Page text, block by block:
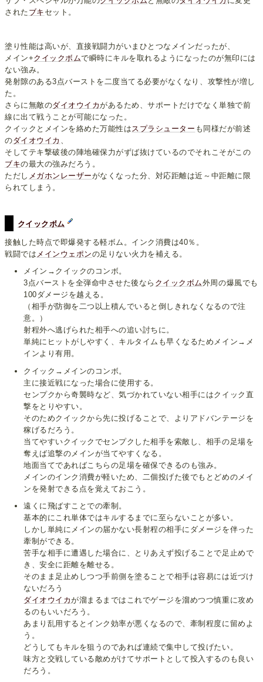
された ブキ セット。
塗り性能は高いが、直接戦闘力がいまひとつなメインだったが、
メイン+クイックボムで瞬時にキルを取れるようになったのが無印には
ない強み。
発射隙のある3点バーストを二度当てる必要がなくなり、攻撃性が増し
た。
さらに無敵のダイオウイカがあるため、サポートだけでなく単独で前
線に出て戦うことが可能になった。
クイックとメインを絡めた万能性はスプラシューター も同様だが前述
のダイオウイカ 、
そしてテキ撃破後の陣地確保力がずば抜けているのでそれこそがこの
ブキの最大の強みだろう。
ただし メガホンレーザーがなくなった分、対応距離は近～中距離に限
られてしまう。
クイックボム
接触した時点で即爆発する軽ボム。インク消費は40％。
戦闘では メインウェポンの足りない火力を補える。
メイン→クイックのコンボ。
3点バーストを全弾命中させた後なら クイックボム外周の爆風でも
100ダメージを越える。
（相手が防御を二つ以上積んでいると倒しきれなくなるので注
意。）
射程外へ逃げられた相手への追い討ちに。
単純にヒットがしやすく、キルタイムも早くなるためメイン→メ
インより有用。
クイック→メインのコンボ。
主に接近戦になった場合に使用する。
センプクから奇襲時など、気づかれていない相手にはクイック直
撃をとりやすい。
そのためクイックから先に投げることで、よりアドバンテージを
稼げるだろう。
当てやすいクイックでセンプクした相手を索敵し、相手の足場を
奪えば追撃のメインが当てやすくなる。
地面当てであればこちらの足場を確保できるのも強み。
メインのインク消費が軽いため、二個投げた後でもとどめのメイ
ンを発射できる点を覚えておこう。
遠くに飛ばすことでの牽制。
基本的にこれ単体ではキルするまでに至らないことが多い。
しかし単純にメインの届かない長射程の相手にダメージを伴った
牽制ができる。
苦手な相手に遭遇した場合に、とりあえず投げることで足止めで
き、安全に距離を離せる。
そのまま足止めしつつ手前側を塗ることで相手は容易には近づけ
ないだろう
ダイオウイカが溜まるまではこれでゲージを溜めつつ慎重に攻め
るのもいいだろう。
あまり乱用するとインク効率が悪くなるので、牽制程度に留めよ
う。
どうしてもキルを狙うのであれば連続で集中して投げたい。
味方と交戦している敵めがけてサポートとして投入するのも良い
だろう。